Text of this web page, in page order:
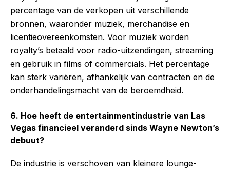
percentage van de verkopen uit verschillende
bronnen, waaronder muziek, merchandise en
licentieovereenkomsten. Voor muziek worden
royalty’s betaald voor radio-uitzendingen, streaming
en gebruik in films of commercials. Het percentage
kan sterk variëren, afhankelijk van contracten en de
onderhandelingsmacht van de beroemdheid.
6. Hoe heeft de entertainmentindustrie van Las
Vegas financieel veranderd sinds Wayne Newton’s
debuut?
De industrie is verschoven van kleinere lounge-